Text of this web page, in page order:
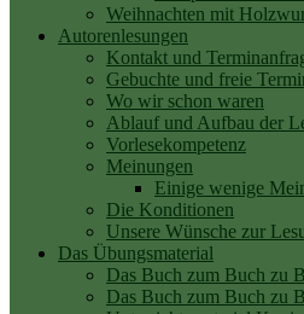
Weihnachten mit
Autorenlesungen
Kontakt und
Gebuchte und freie
Wo wir schon waren
Ablauf und Aufbau der
Vorlesekompetenz
Meinungen
Einige wenige
Die Konditionen
Unsere Wünsche zur
Das Übungsmaterial
Das Buch zum Buch zu
Das Buch zum Buch zu